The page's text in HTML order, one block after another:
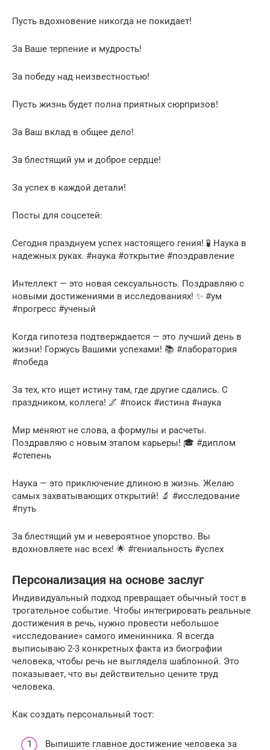
Пусть вдохновение никогда не покидает!
За Ваше терпение и мудрость!
За победу над неизвестностью!
Пусть жизнь будет полна приятных сюрпризов!
За Ваш вклад в общее дело!
За блестящий ум и доброе сердце!
За успех в каждой детали!
Посты для соцсетей:
Сегодня празднуем успех настоящего гения! 🧪 Наука в
надежных руках. #наука #открытие #поздравление
Интеллект — это новая сексуальность. Поздравляю с
новыми достижениями в исследованиях! ✨ #ум
#прогресс #ученый
Когда гипотеза подтверждается — это лучший день в
жизни! Горжусь Вашими успехами! 📚 #лаборатория
#победа
За тех, кто ищет истину там, где другие сдались. С
праздником, коллега! 🌌 #поиск #истина #наука
Мир меняют не слова, а формулы и расчеты.
Поздравляю с новым этапом карьеры! 🎓 #диплом
#степень
Наука — это приключение длиною в жизнь. Желаю
самых захватывающих открытий! 🔬 #исследование
#путь
За блестящий ум и невероятное упорство. Вы
вдохновляете нас всех! 🌟 #гениальность #успех
Персонализация на основе заслуг
Индивидуальный подход превращает обычный тост в
трогательное событие. Чтобы интегрировать реальные
достижения в речь, нужно провести небольшое
«исследование» самого именинника. Я всегда
выписываю 2-3 конкретных факта из биографии
человека, чтобы речь не выглядела шаблонной. Это
показывает, что вы действительно цените труд
человека.
Как создать персональный тост:
Выпишите главное достижение человека за